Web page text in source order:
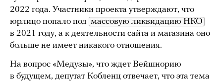
2022 года. Участники проекта утверждают, что
юрлицо попало под массовую ликвидацию НКО
в 2021 году, а к деятельности сайта и магазина оно
больше не имеет никакого отношения.
На вопрос «Медузы», что ждет Вейшнорию
в будущем, депутат Кобленц отвечает, что эта тема